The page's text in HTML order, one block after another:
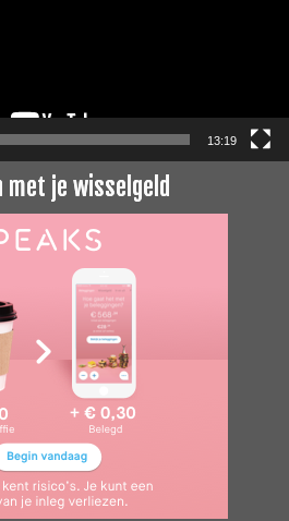
13:19
met je wisselgeld